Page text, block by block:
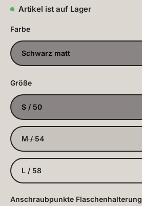
Artikel ist auf Lager
Farbe
Schwarz matt
Größe
S / 50
M / 54
L / 58
Anschraubpunkte Flaschenhalterung